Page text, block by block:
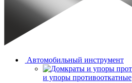
Автомобильный инструмент
и упоры противооткатные